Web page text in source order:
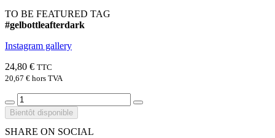
TO BE FEATURED TAG
#gelbottleafterdark
Instagram gallery
24,80 € TTC
20,67 € hors TVA
Bientôt disponible
SHARE ON SOCIAL